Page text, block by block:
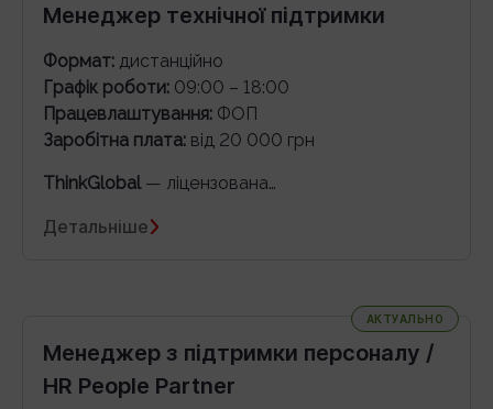
Менеджер технічної підтримки
Формат: дистанційно
Графік роботи: 09:00 – 18:00
Працевлаштування: ФОП
Заробітна плата: від 20 000 грн
ThinkGlobal — ліцензована…
Детальніше
Менеджер з підтримки персоналу /
HR People Partner
АКТУАЛЬНО